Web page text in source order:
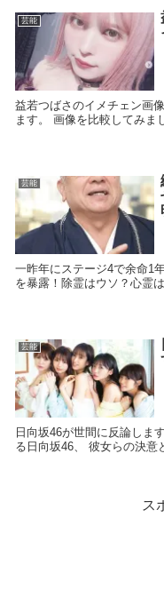
芸能
益若つばさのイメチェン画
ます。 画像を比較してみま
芸能
一昨年にステージ4で余命1
を暴露！除霊はウソ？心霊
芸能
日向坂46が世間に反論しま
る日向坂46、 彼女らの決意
ス